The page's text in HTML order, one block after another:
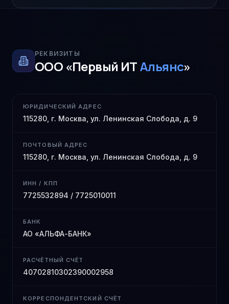
РЕКВИЗИТЫ
ООО «Первый ИТАльянс»
ЮРИДИЧЕСКИЙ АДРЕС
115280, г. Москва, ул. Ленинская Слобода, д. 9
ПОЧТОВЫЙ АДРЕС
115280, г. Москва, ул. Ленинская Слобода, д. 9
ИНН / КПП
7725532894 / 7725010011
БАНК
АО «АЛЬФА-БАНК»
РАСЧЁТНЫЙ СЧЁТ
40702810302390002958
КОРРЕСПОНДЕНТСКИЙ СЧЁТ